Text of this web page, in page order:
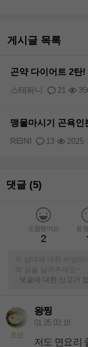
게시글 목록
곤약 다이어트 2탄!
21
스테퐈니
맹물마시기 곤욕인
13 2025
REINI
댓글 (5)
도움됐어요
2
응
※ 상대에 대한 비방이
-
댓글에 대한 신고가
초보
왕찡
01.25 03:18
저도 면요리